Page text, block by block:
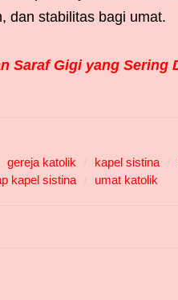
dan stabilitas bagi umat.
Saraf Gigi yang Sering
gereja katolik kapel sistina
kapel sistina umat katolik